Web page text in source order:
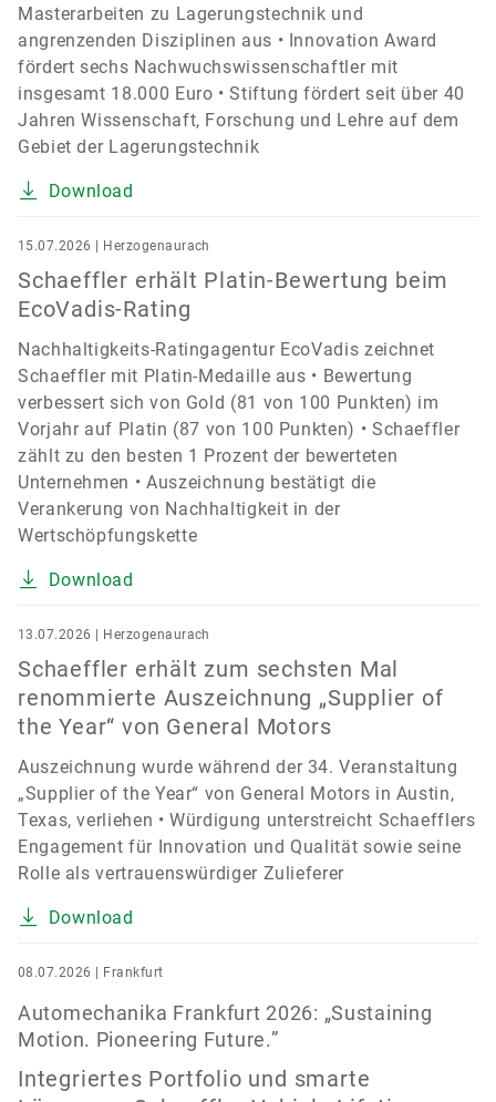
Masterarbeiten zu Lagerungstechnik und
angrenzenden Disziplinen aus • Innovation Award
fördert sechs Nachwuchswissenschaftler mit
insgesamt 18.000 Euro • Stiftung fördert seit über 40
Jahren Wissenschaft, Forschung und Lehre auf dem
Gebiet der Lagerungstechnik
Download
15.07.2026 | Herzogenaurach
Schaeffler erhält Platin-Bewertung beim
EcoVadis-Rating
Nachhaltigkeits-Ratingagentur EcoVadis zeichnet
Schaeffler mit Platin-Medaille aus • Bewertung
verbessert sich von Gold (81 von 100 Punkten) im
Vorjahr auf Platin (87 von 100 Punkten) • Schaeffler
zählt zu den besten 1 Prozent der bewerteten
Unternehmen • Auszeichnung bestätigt die
Verankerung von Nachhaltigkeit in der
Wertschöpfungskette
Download
13.07.2026 | Herzogenaurach
Schaeffler erhält zum sechsten Mal
renommierte Auszeichnung „Supplier of
the Year“ von General Motors
Auszeichnung wurde während der 34. Veranstaltung
„Supplier of the Year“ von General Motors in Austin,
Texas, verliehen • Würdigung unterstreicht Schaefflers
Engagement für Innovation und Qualität sowie seine
Rolle als vertrauenswürdiger Zulieferer
Download
08.07.2026 | Frankfurt
Automechanika Frankfurt 2026: „Sustaining
Motion. Pioneering Future.”
Integriertes Portfolio und smarte